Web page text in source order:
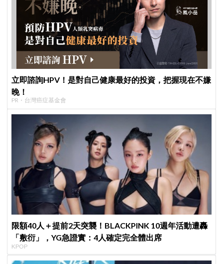
立即諮詢HPV！是對自己健康最好的投資，把握現在不嫌
晚！
PR・台灣癌症基金會
限額40人＋提前2天突襲！BLACKPINK 10週年活動遭轟
「敷衍」，YG急證實：4人確定完全體出席
KPOP